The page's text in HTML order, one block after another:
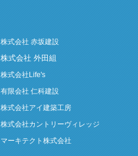
株式会社 赤坂建設
株式会社 外田組
株式会社Life's
有限会社 仁科建設
株式会社アイ建築工房
株式会社カントリーヴィレッジ
マーキテクト株式会社